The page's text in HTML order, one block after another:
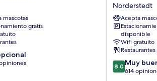
mascotas
gratis
Schmöker-
Hof
Norderstedt
Norderstedt
Acepta
disponible
Wifi gratuito
Restaurantes
8.0
de
8.0 Muy
614